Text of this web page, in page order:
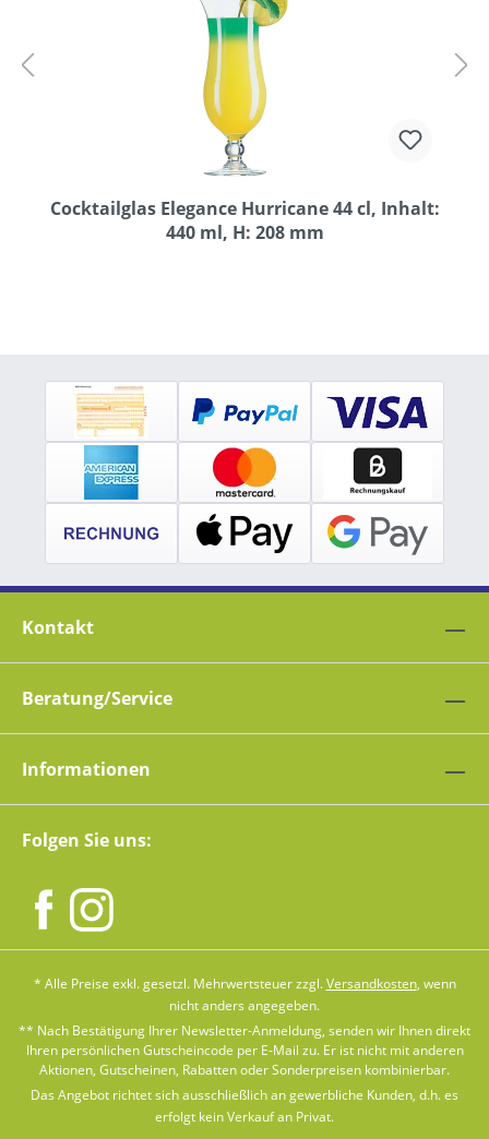
Cocktailglas Elegance Hurricane 44 cl, Inhalt:
440 ml, H: 208 mm
Kontakt
Beratung/Service
Informationen
Folgen Sie uns:
* Alle Preise exkl. gesetzl. Mehrwertsteuer zzgl.Versandkosten, wenn
nicht anders angegeben.
** Nach Bestätigung Ihrer Newsletter-Anmeldung, senden wir Ihnen direkt
Ihren persönlichen Gutscheincode per E-Mail zu. Er ist nicht mit anderen
Aktionen, Gutscheinen, Rabatten oder Sonderpreisen kombinierbar.
Das Angebot richtet sich ausschließlich an gewerbliche Kunden, d.h. es
erfolgt kein Verkauf an Privat.